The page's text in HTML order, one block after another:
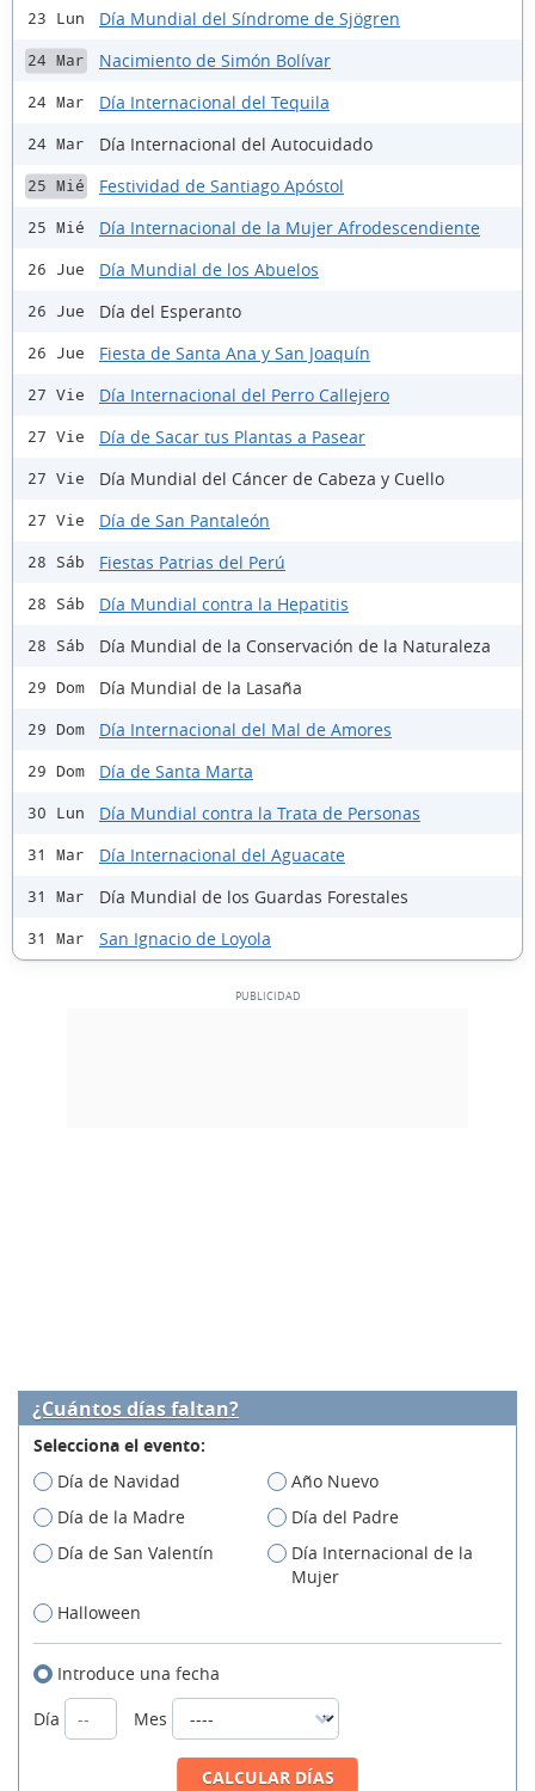
23 Lun Día Mundial del Síndrome de Sjögren
24 Mar Nacimiento de Simón Bolívar
24 Mar Día Internacional del Tequila
24 Mar Día Internacional del Autocuidado
25 Mié Festividad de Santiago Apóstol
25 Mié Día Internacional de la Mujer Afrodescendiente
26 Jue Día Mundial de los Abuelos
26 Jue Día del Esperanto
26 Jue Fiesta de Santa Ana y San Joaquín
27 Vie Día Internacional del Perro Callejero
27 Vie Día de Sacar tus Plantas a Pasear
27 Vie Día Mundial del Cáncer de Cabeza y Cuello
27 Vie Día de San Pantaleón
28 Sáb Fiestas Patrias del Perú
28 Sáb Día Mundial contra la Hepatitis
28 Sáb Día Mundial de la Conservación de la Naturaleza
29 Dom Día Mundial de la Lasaña
29 Dom Día Internacional del Mal de Amores
29 Dom Día de Santa Marta
30 Lun Día Mundial contra la Trata de Personas
31 Mar Día Internacional del Aguacate
31 Mar Día Mundial de los Guardas Forestales
31 Mar San Ignacio de Loyola
¿Cuántos días faltan?
Selecciona el evento:
Día de Navidad
Año Nuevo
Día de la Madre
Día del Padre
Día de San Valentín
Día Internacional de la
Mujer
Halloween
Introduce una fecha
Día
Mes